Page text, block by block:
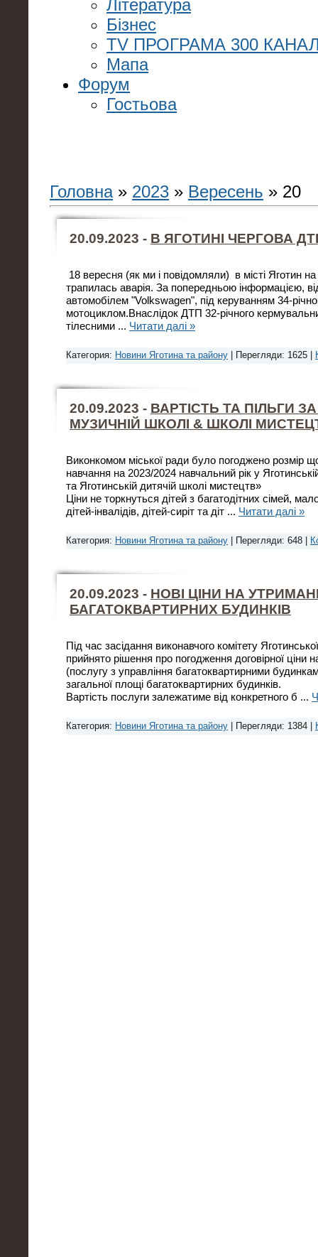
Література
Бізнес
TV ПРОГРАМА 300
Мапа
Форум
Гостьова
Головна» 2023 » Вересень » 20
20.09.2023 - В ЯГОТИНІ ЧЕРГОВА
18 вересня (як ми і повідомляли) в місті Яготин на
трапилась аварія. За попередньою інформацією,
автомобілем "Volkswagen", під керуванням 34-
мотоциклом.Внаслідок ДТП 32-річного
тілесними ... Читати далі »
Категория: Новини Яготина та району | Перегляди: 1625 |
20.09.2023 - ВАРТІСТЬ ТА ПІЛЬГИ
МУЗИЧНІЙ ШКОЛІ & ШКОЛІ
Виконкомом міської ради було погоджено розмір
навчання на 2023/2024 навчальний рік у
та Яготинській дитячій школі мистецтв»
Ціни не торкнуться дітей з багатодітних сімей,
дітей-інвалідів, дітей-сиріт та діт ... Читати далі »
Категория: Новини Яготина та району | Перегляди: 648 |
20.09.2023 - НОВІ ЦІНИ НА
БАГАТОКВАРТИРНИХ БУДИНКІВ
Під час засідання виконавчого комітету
прийнято рішення про погодження договірної ціни
(послугу з управління багатоквартирними
загальної площі багатоквартирних будинків.
Вартість послуги залежатиме від конкретного б ...
Категория: Новини Яготина та району | Перегляди: 1384 |